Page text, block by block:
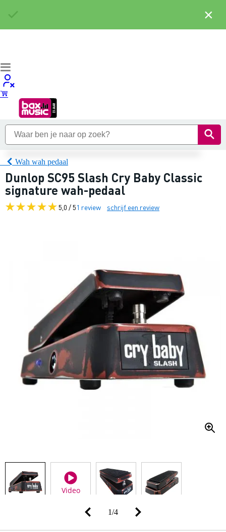
Wah wah pedaal
Dunlop SC95 Slash Cry Baby Classic
signature wah-pedaal
5,0 / 51 review schrijf een review
Video
1/4
×